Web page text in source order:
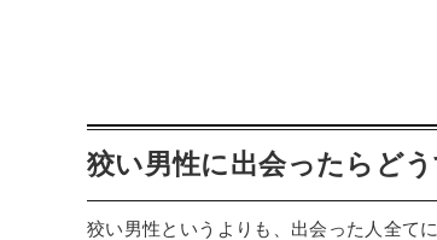
狡い男性に出会ったらど
狡い男性というよりも、出会った人全て